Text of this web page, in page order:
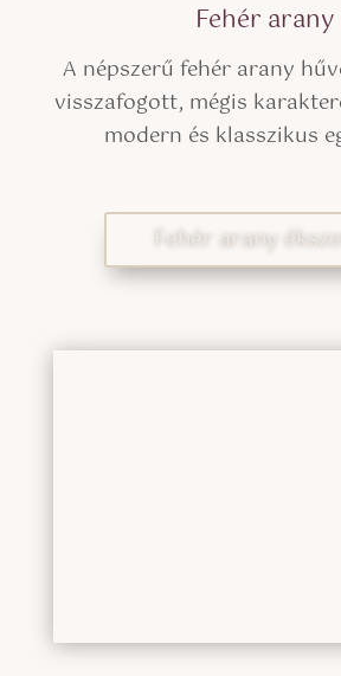
Fehér arany
A népszerű fehér arany
visszafogott, mégis
modern és klasszikus
Fehér arany